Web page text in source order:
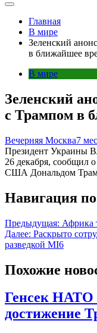
Главная
В мире
Зеленский
в ближайшее
В мире
Зеленский
с Трампом в
Вечерняя Москва7
Президент Украины
26 декабря, сообщил
США Дональдом
Навигация
Предыдущая: Африка
Далее: Раскрыто
разведкой MI6
Похожие
Генсек НАТО
достижение